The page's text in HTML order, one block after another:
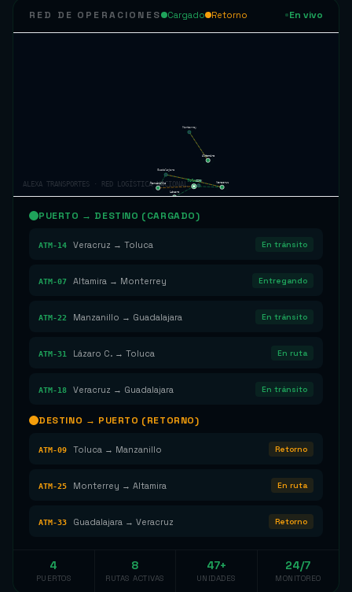
RED DE OPERACIONES Cargado Retorno En vivo
Veracruz
Altamira
Manzanillo
Lázaro
Toluca
Monterrey
Guadalajara
CDMX
ALEXA TRANSPORTES · RED LOGÍSTICA NACIONAL
PUERTO → DESTINO (CARGADO)
ATM-14 Veracruz → Toluca En tránsito
ATM-07 Altamira → Monterrey Entregando
ATM-22 Manzanillo → Guadalajara En tránsito
ATM-31 Lázaro C. → Toluca En ruta
ATM-18 Veracruz → Guadalajara En tránsito
DESTINO → PUERTO (RETORNO)
ATM-09 Toluca → Manzanillo Retorno
ATM-25 Monterrey → Altamira En ruta
ATM-33 Guadalajara → Veracruz Retorno
4
PUERTOS
8
RUTAS ACTIVAS
47+
UNIDADES
24/7
MONITOREO